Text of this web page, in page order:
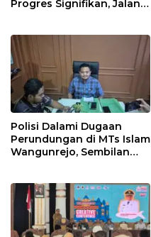
Progres Signifikan, Jalan
Polisi Dalami Dugaan
Perundungan di MTs Islam
Wangunrejo, Sembilan